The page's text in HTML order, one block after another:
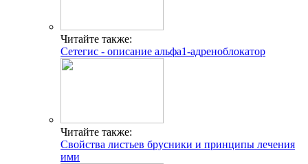
Читайте также:
Сетегис - описание альфа1-адреноблокатор
Читайте также:
Свойства листьев брусники и принципы лечения
ими